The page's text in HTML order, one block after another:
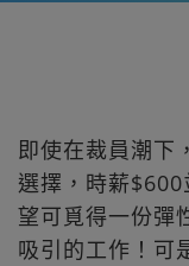
即使在裁員潮下
選擇，時薪
望可覓得一份彈
吸引的工作！可